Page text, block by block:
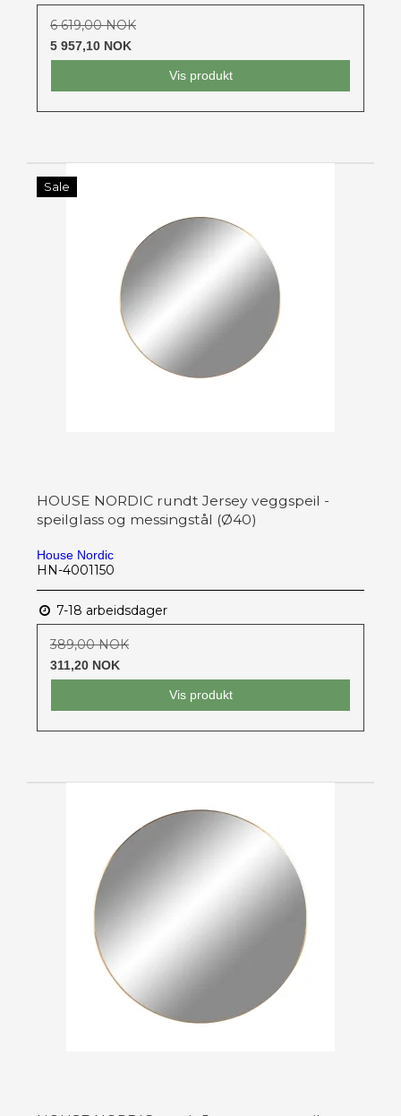
6 619,00 NOK
5 957,10 NOK
Vis produkt
Sale
HOUSE NORDIC rundt Jersey veggspeil -
speilglass og messingstål (Ø40)
House Nordic
HN-4001150
7-18 arbeidsdager
389,00 NOK
311,20 NOK
Vis produkt